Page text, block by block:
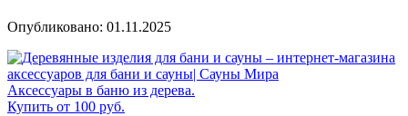
Опубликовано: 01.11.2025
Аксессуары в баню из дерева.
Купить от 100 руб.